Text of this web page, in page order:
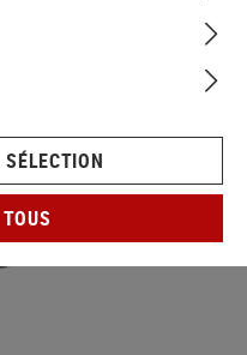
SÉLECTION